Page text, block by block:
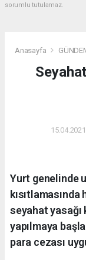
sorumlu tutulamaz.
Anasayfa
Yurt genelinde
seyahat yasağı
yapılmaya
para cezası